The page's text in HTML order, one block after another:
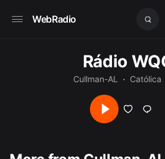
WebRadio
Rádio
Cullman-AL Católica